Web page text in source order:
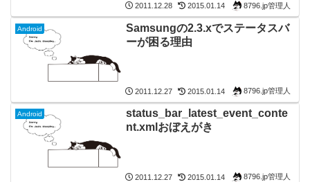
2011.12.28 2015.01.14 8796.jp管理人
Android
Samsungの2.3.xでステータスバ
ーが困る理由
2011.12.27 2015.01.14 8796.jp管理人
Android
status_bar_latest_event_conte
nt.xmlおぼえがき
2011.12.27 2015.01.14 8796.jp管理人